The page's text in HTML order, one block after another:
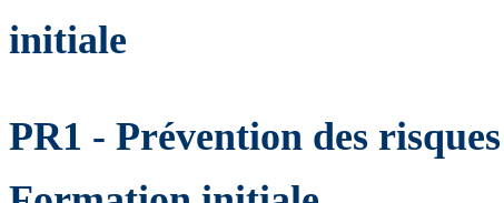
initiale
PR1 - Prévention des